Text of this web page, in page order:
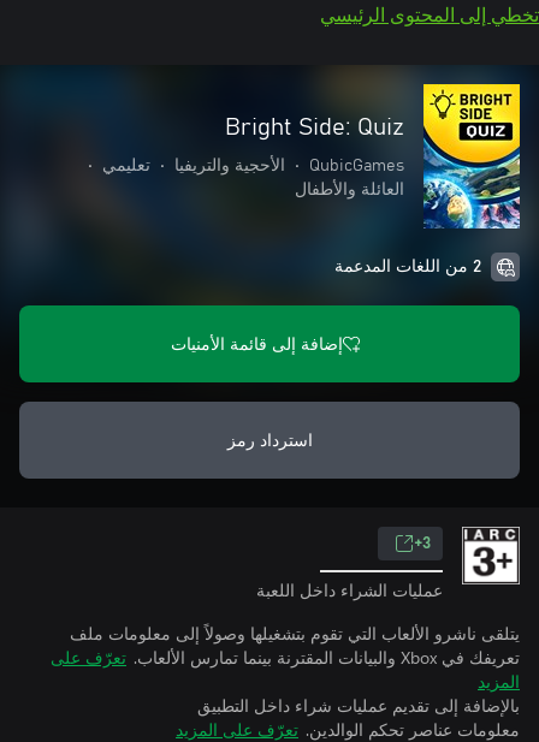
تخطي إلى المحتوى الرئيسي
Bright Side: Quiz
QubicGames
• الأحجية والتريفيا • تعليمي
•
العائلة والأطفال
2 من اللغات المدعمة
إضافة إلى قائمة الأمنيات
استرداد رمز
3+
عمليات الشراء داخل اللعبة
يتلقى ناشرو الألعاب التي تقوم بتشغيلها وصولاً إلى معلومات ملف
تعريفك في Xbox والبيانات المقترنة بينما تمارس الألعاب.
تعرّف على
المزيد
بالإضافة إلى تقديم عمليات شراء داخل التطبيق
معلومات عناصر تحكم الوالدين. تعرّف على المزيد